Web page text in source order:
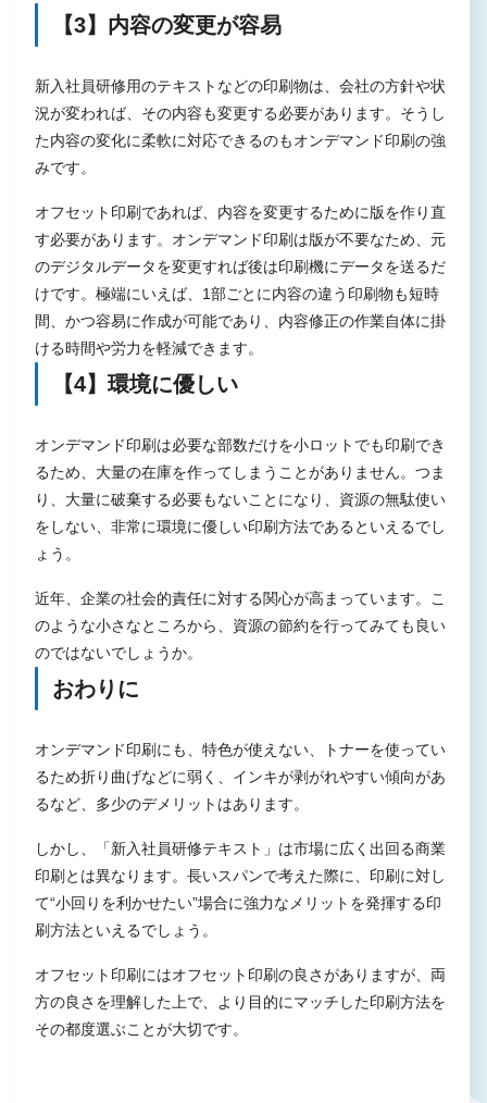
【3】内容の変更が容易
新入社員研修用のテキストなどの印刷物は、会社の方針や状
況が変われば、その内容も変更する必要があります。そうし
た内容の変化に柔軟に対応できるのもオンデマンド印刷の強
みです。
オフセット印刷であれば、内容を変更するために版を作り直
す必要があります。オンデマンド印刷は版が不要なため、元
のデジタルデータを変更すれば後は印刷機にデータを送るだ
けです。極端にいえば、1部ごとに内容の違う印刷物も短時
間、かつ容易に作成が可能であり、内容修正の作業自体に掛
ける時間や労力を軽減できます。
【4】環境に優しい
オンデマンド印刷は必要な部数だけを小ロットでも印刷でき
るため、大量の在庫を作ってしまうことがありません。つま
り、大量に破棄する必要もないことになり、資源の無駄使い
をしない、非常に環境に優しい印刷方法であるといえるでし
ょう。
近年、企業の社会的責任に対する関心が高まっています。こ
のような小さなところから、資源の節約を行ってみても良い
のではないでしょうか。
おわりに
オンデマンド印刷にも、特色が使えない、トナーを使ってい
るため折り曲げなどに弱く、インキが剥がれやすい傾向があ
るなど、多少のデメリットはあります。
しかし、「新入社員研修テキスト」は市場に広く出回る商業
印刷とは異なります。長いスパンで考えた際に、印刷に対し
て“小回りを利かせたい”場合に強力なメリットを発揮する印
刷方法といえるでしょう。
オフセット印刷にはオフセット印刷の良さがありますが、両
方の良さを理解した上で、より目的にマッチした印刷方法を
その都度選ぶことが大切です。